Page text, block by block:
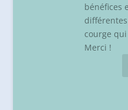
bénéfices
courge
Merci !